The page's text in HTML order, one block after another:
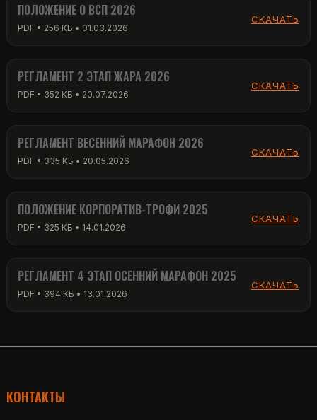
ПОЛОЖЕНИЕ О ВСП 2026
PDF • 256 КБ • 01.03.2026
СКАЧАТЬ
РЕГЛАМЕНТ 2 ЭТАП ЖАРА 2026
PDF • 352 КБ • 20.07.2026
СКАЧАТЬ
РЕГЛАМЕНТ ВЕСЕННИЙ МАРАФОН 2026
PDF • 335 КБ • 20.05.2026
СКАЧАТЬ
ПОЛОЖЕНИЕ КОРПОРАТИВ-ТРОФИ 2025
PDF • 325 КБ • 14.01.2026
СКАЧАТЬ
РЕГЛАМЕНТ 4 ЭТАП ОСЕННИЙ МАРАФОН 2025
PDF • 394 КБ • 13.01.2026
СКАЧАТЬ
КОНТАКТЫ